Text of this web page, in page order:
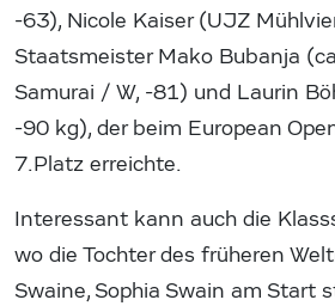
-63), Nicole Kaiser (UJZ
Staatsmeister Mako Bubanja
Samurai / W, -81) und Laurin
-90 kg), der beim European
7.Platz erreichte.
Interessant kann auch die
wo die Tochter des früheren
Swaine, Sophia Swain am Start